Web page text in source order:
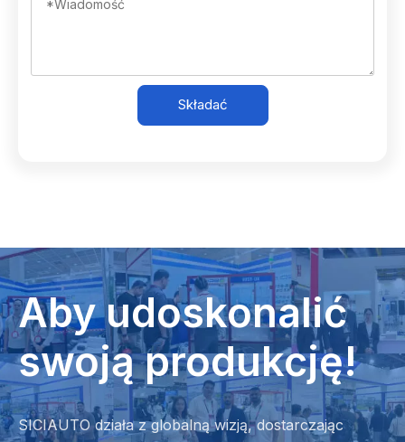
Składać
Aby udoskonalić
swoją produkcję!
SICIAUTO działa z globalną wizją, dostarczając